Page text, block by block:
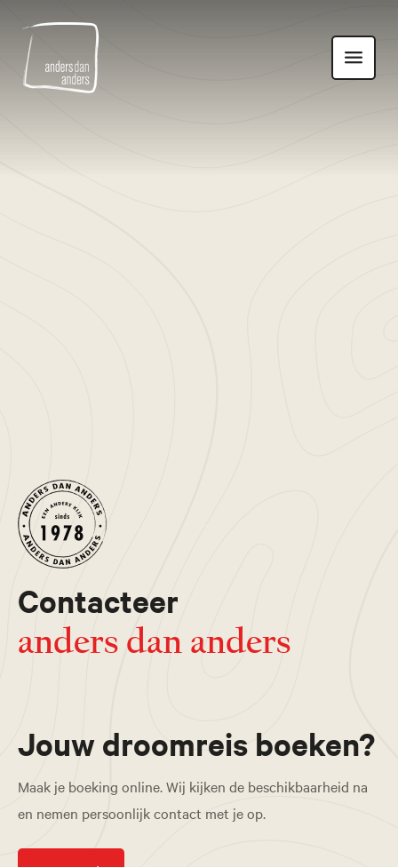
Anders
dan
Anders
Toon
navigatie
Contacteer
anders dan anders
Jouw droomreis boeken?
Maak je boeking online. Wij kijken de beschikbaarheid na
en nemen persoonlijk contact met je op.